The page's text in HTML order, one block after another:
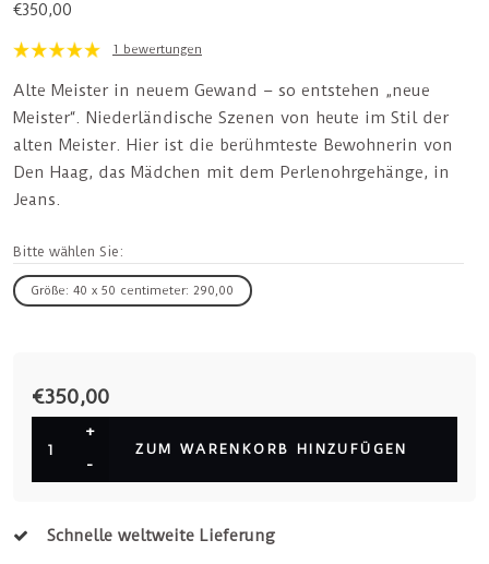
€350,00
1 bewertungen
Alte Meister in neuem Gewand – so entstehen „neue
Meister“. Niederländische Szenen von heute im Stil der
alten Meister. Hier ist die berühmteste Bewohnerin von
Den Haag, das Mädchen mit dem Perlenohrgehänge, in
Jeans.
Bitte wählen Sie:
Größe: 40 x 50 centimeter: 290,00
€350,00
+
-
ZUM WARENKORB HINZUFÜGEN
Schnelle weltweite Lieferung